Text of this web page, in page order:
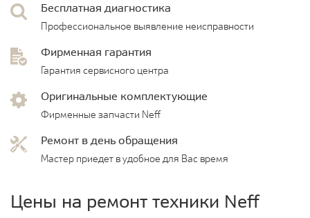
Бесплатная диагностика
Профессиональное выявление неисправности
Фирменная гарантия
Гарантия сервисного центра
Оригинальные комплектующие
Фирменные запчасти Neff
Ремонт в день обращения
Мастер приедет в удобное для Вас время
Цены на ремонт техники Neff